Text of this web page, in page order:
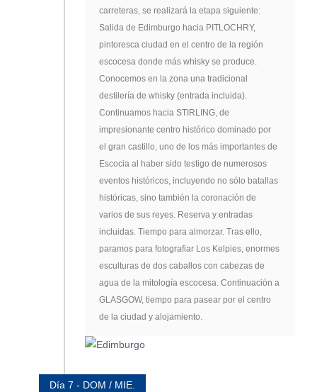
carreteras, se realizará la etapa siguiente:
Salida de Edimburgo hacia PITLOCHRY,
pintoresca ciudad en el centro de la región
escocesa donde más whisky se produce.
Conocemos en la zona una tradicional
destilería de whisky (entrada incluida).
Continuamos hacia STIRLING, de
impresionante centro histórico dominado por
el gran castillo, uno de los más importantes de
Escocia al haber sido testigo de numerosos
eventos históricos, incluyendo no sólo batallas
históricas, sino también la coronación de
varios de sus reyes. Reserva y entradas
incluidas. Tiempo para almorzar. Tras ello,
paramos para fotografiar Los Kelpies, enormes
esculturas de dos caballos con cabezas de
agua de la mitología escocesa. Continuación a
GLASGOW, tiempo para pasear por el centro
de la ciudad y alojamiento.
Día 7 - DOM / MIE.